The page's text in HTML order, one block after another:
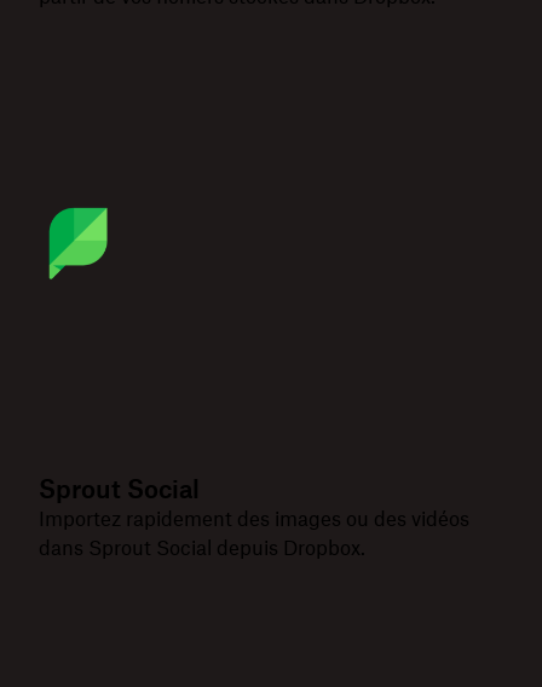
Sprout Social
Importez rapidement des images ou des vidéos
dans Sprout Social depuis Dropbox.